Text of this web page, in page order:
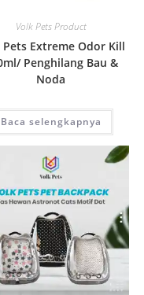
Volk Pets Product
Pets Extreme Odor Kill
Penghilang Bau &
Noda
Baca selengkapnya